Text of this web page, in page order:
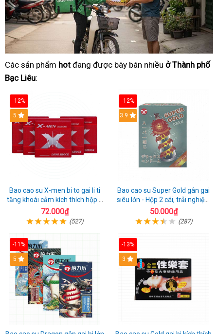
Các sản phẩm hot đang được bày bán nhiều ở Thành phố
Bạc Liêu:
-12%
Hot
5
Bao cao su X-men bi to gai li ti
tăng khoái cảm kích thích hộp 1
cái
72.000₫
(527)
-12%
3.9
Bao cao su Super Gold gân gai
siêu lớn - Hộp 2 cái, trải nghiệm
mới lạ
50.000₫
(287)
-11%
Hot
5
-13%
3